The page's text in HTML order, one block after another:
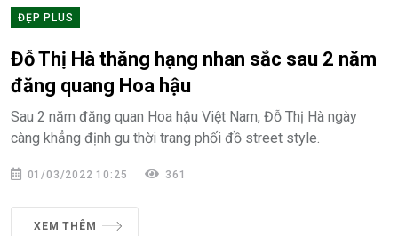
ĐẸP PLUS
Đỗ Thị Hà thăng hạng nhan sắc sau 2 năm
đăng quang Hoa hậu
Sau 2 năm đăng quan Hoa hậu Việt Nam, Đỗ Thị Hà ngày
càng khẳng định gu thời trang phối đồ street style.
01/03/2022 10:25 361
XEM THÊM